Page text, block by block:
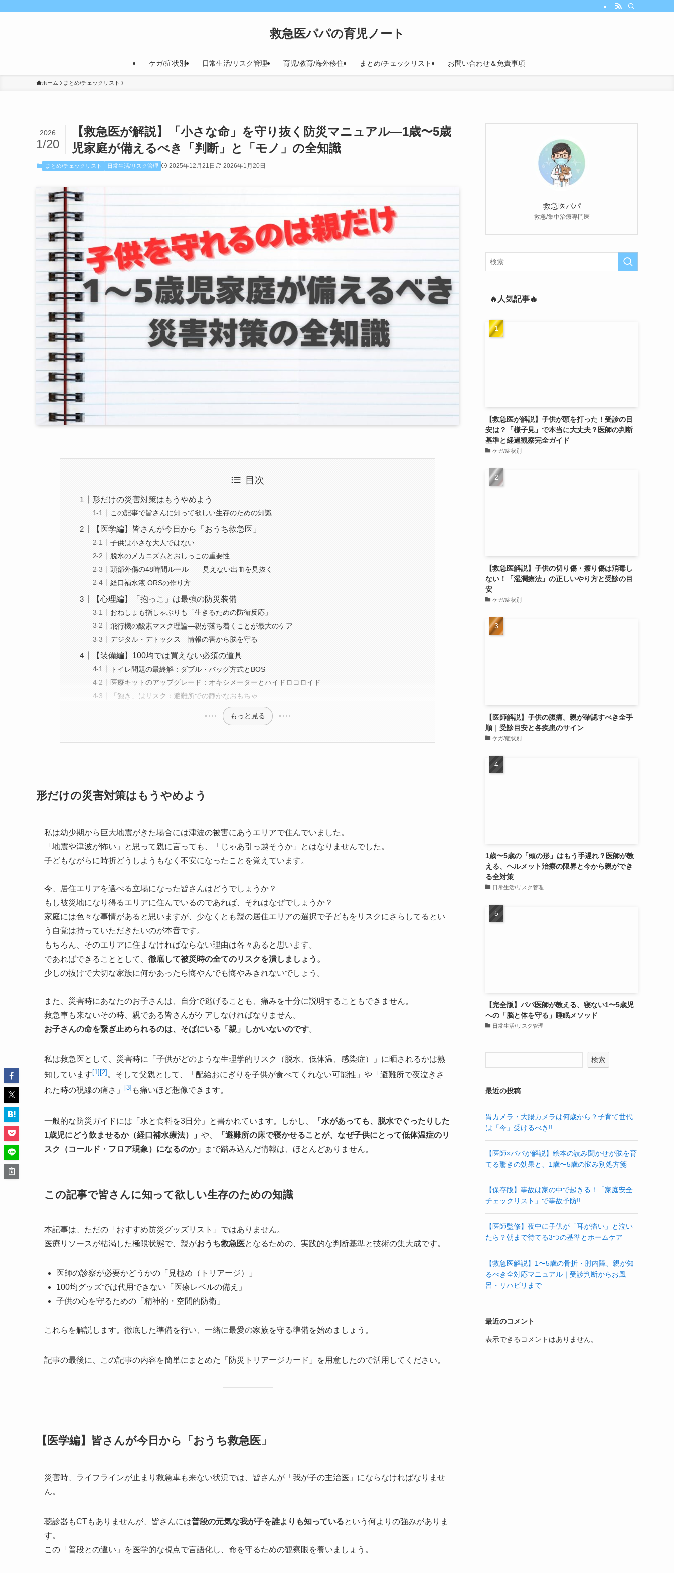
救急医パパの育児ノート
ケガ/症状別 日常生活/リスク管理 育児/教育/海外移住 まとめ/チェックリスト お問い合わせ＆免責事項
ホーム まとめ/チェックリスト
【救急医が解説】「小さな命」を守り抜く防災マニュアル—1歳〜5歳
児家庭が備えるべき「判断」と「モノ」の全知識
2026
1/20
まとめ/チェックリスト 日常生活/リスク管理 2025年12月21日 2026年1月20日
目次
形だけの災害対策はもうやめよう
この記事で皆さんに知って欲しい生存のための知識
【医学編】皆さんが今日から「おうち救急医」
子供は小さな大人ではない
脱水のメカニズムとおしっこの重要性
頭部外傷の48時間ルール——見えない出血を見抜く
経口補水液:ORSの作り方
【心理編】「抱っこ」は最強の防災装備
おねしょも指しゃぶりも「生きるための防衛反応」
飛行機の酸素マスク理論—親が落ち着くことが最大のケア
デジタル・デトックス—情報の害から脳を守る
【装備編】100均では買えない必須の道具
トイレ問題の最終解：ダブル・バッグ方式とBOS
医療キットのアップグレード：オキシメーターとハイドロコロイド
「飽き」はリスク：避難所での静かなおもちゃ
もっと見る
形だけの災害対策はもうやめよう
私は幼少期から巨大地震がきた場合には津波の被害にあうエリアで住んでいました。
「地震や津波が怖い」と思って親に言っても、「じゃあ引っ越そうか」とはなりませんでした。
子どもながらに時折どうしようもなく不安になったことを覚えています。
今、居住エリアを選べる立場になった皆さんはどうでしょうか？
もし被災地になり得るエリアに住んでいるのであれば、それはなぜでしょうか？
家庭には色々な事情があると思いますが、少なくとも親の居住エリアの選択で子どもをリスクにさらしてるとい
う自覚は持っていただきたいのが本音です。
もちろん、そのエリアに住まなければならない理由は各々あると思います。
であればできることとして、 徹底して被災時の全てのリスクを潰しましょう。
少しの抜けで大切な家族に何かあったら悔やんでも悔やみきれないでしょう。
また、災害時にあなたのお子さんは、自分で逃げることも、痛みを十分に説明することもできません。
救急車も来ないその時、親である皆さんがケアしなければなりません。
お子さんの命を繋ぎ止められるのは、そばにいる「親」しかいないのです。
私は救急医として、災害時に「子供がどのような生理学的リスク（脱水、低体温、感染症）」に晒されるかは熟
知しています [1] [2] 。そして父親として、「配給おにぎりを子供が食べてくれない可能性」や「避難所で夜泣きさ
れた時の視線の痛さ」
[3] も痛いほど想像できます。
一般的な防災ガイドには「水と食料を3日分」と書かれています。しかし、
「水があっても、脱水でぐったりした
1歳児にどう飲ませるか（経口補水療法）」 や、
「避難所の床で寝かせることが、なぜ子供にとって低体温症のリ
スク（コールド・フロア現象）になるのか」
まで踏み込んだ情報は、ほとんどありません。
この記事で皆さんに知って欲しい生存のための知識
本記事は、ただの「おすすめ防災グッズリスト」ではありません。
医療リソースが枯渇した極限状態で、親がおうち救急医となるための、実践的な判断基準と技術の集大成です。
医師の診察が必要かどうかの「見極め（トリアージ）」
100均グッズでは代用できない「医療レベルの備え」
子供の心を守るための「精神的・空間的防衛」
これらを解説します。徹底した準備を行い、一緒に最愛の家族を守る準備を始めましょう。
記事の最後に、この記事の内容を簡単にまとめた「防災トリアージカード」を用意したので活用してください。
【医学編】皆さんが今日から「おうち救急医」
災害時、ライフラインが止まり救急車も来ない状況では、皆さんが「我が子の主治医」にならなければなりませ
ん。
聴診器もCTもありませんが、皆さんには普段の元気な我が子を誰よりも知っているという何よりの強みがありま
す。
この「普段との違い」を医学的な視点で言語化し、命を守るための観察眼を養いましょう。
救急医パパ
救急/集中治療専門医
🔥人気記事🔥
【救急医が解説】子供が頭を打った！受診の目
安は？「様子見」で本当に大丈夫？医師の判断
基準と経過観察完全ガイド
ケガ/症状別
【救急医解説】子供の切り傷・擦り傷は消毒し
ない！「湿潤療法」の正しいやり方と受診の目
安
ケガ/症状別
【医師解説】子供の腹痛。親が確認すべき全手
順｜受診目安と各疾患のサイン
ケガ/症状別
1歳〜5歳の「頭の形」はもう手遅れ？医師が教
える、ヘルメット治療の限界と今から親ができ
る全対策
日常生活/リスク管理
【完全版】パパ医師が教える、寝ない1〜5歳児
への「脳と体を守る」睡眠メソッド
日常生活/リスク管理
検索
最近の投稿
胃カメラ・大腸カメラは何歳から？子育て世代
は「今」受けるべき!!
【医師×パパが解説】絵本の読み聞かせが脳を育
てる驚きの効果と、1歳〜5歳の悩み別処方箋
【保存版】事故は家の中で起きる！「家庭安全
チェックリスト」で事故予防!!
【医師監修】夜中に子供が「耳が痛い」と泣い
たら？朝まで待てる3つの基準とホームケア
【救急医解説】1〜5歳の骨折・肘内障、親が知
るべき全対応マニュアル｜受診判断からお風
呂・リハビリまで
最近のコメント
表示できるコメントはありません。